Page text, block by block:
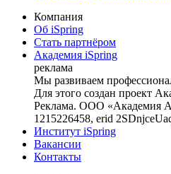
Компания
Об iSpring
Стать партнёром
Академия iSpring
реклама
Мы развиваем
Для этого создан проект
Реклама. ООО «Академия
1215226458, erid
Институт iSpring
Вакансии
Контакты